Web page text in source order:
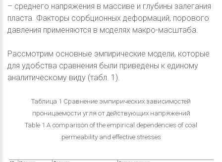
– среднего напряжения в массиве и глубины залегания
пласта. Факторы сорбционных деформаций, порового
давления применяются в моделях макро-масштаба.
Рассмотрим основные эмпирические модели, которые
для удобства сравнения были приведены к единому
аналитическому виду (табл. 1).
Таблица 1 Сравнение эмпирических зависимостей
проницаемости угля от действующих напряжений
Table 1 A comparison of the empirical dependencies of coal
permeability and effective stresses